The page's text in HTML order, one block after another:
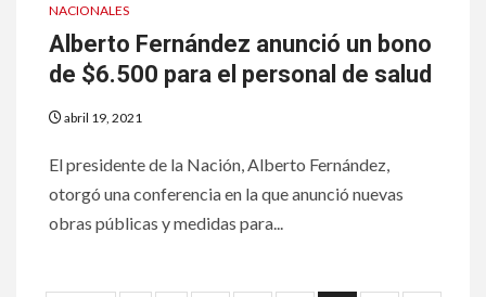
NACIONALES
Alberto Fernández anunció un bono
de $6.500 para el personal de salud
abril 19, 2021
El presidente de la Nación, Alberto Fernández,
otorgó una conferencia en la que anunció nuevas
obras públicas y medidas para...